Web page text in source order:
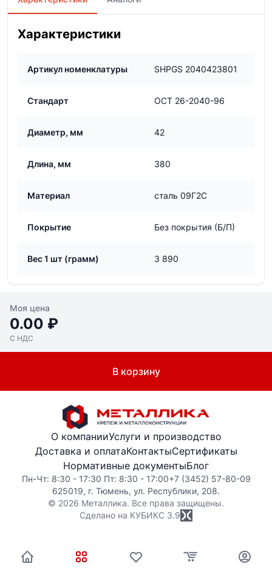
Характеристики
Артикул номенклатуры SHPGS 2040423801
Стандарт ОСТ 26-2040-96
Диаметр, мм 42
Длина, мм 380
Материал сталь 09Г2С
Покрытие Без покрытия (Б/П)
Вес 1 шт (грамм) 3 890
Моя цена
0.00 ₽
С НДС
В корзину
О компанииУслуги и производство
Доставка и оплатаКонтактыСертификаты
Нормативные документыБлог
Пн-Чт: 8:30 - 17:30 Пт: 8:30 - 17:00+7 (3452) 57-80-09
625019, г. Тюмень, ул. Республики, 208.
© 2026 Металлика. Все права защищены.
Сделано на КУБИКС 3.9